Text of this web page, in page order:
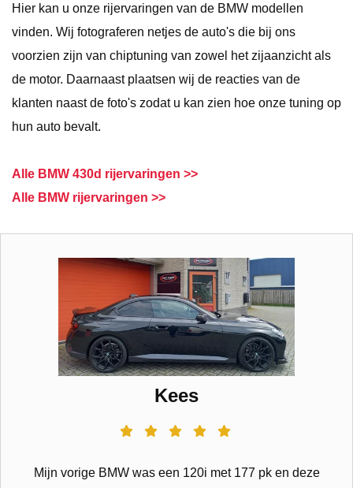
Hier kan u onze rijervaringen van de BMW modellen
vinden. Wij fotograferen netjes de auto's die bij ons
voorzien zijn van chiptuning van zowel het zijaanzicht als
de motor. Daarnaast plaatsen wij de reacties van de
klanten naast de foto's zodat u kan zien hoe onze tuning op
hun auto bevalt.
Alle BMW 430d rijervaringen >>
Alle BMW rijervaringen >>
Kees
Mijn vorige BMW was een 120i met 177 pk en deze